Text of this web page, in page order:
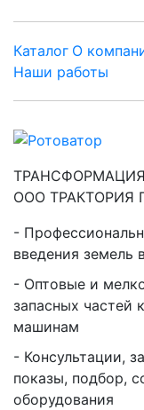
Каталог О
Наши работы
ООО ТРАКТОРИЯ
введения земель
Оптовые и
запасных частей
машинам
Консультации,
показы, подбор,
оборудования